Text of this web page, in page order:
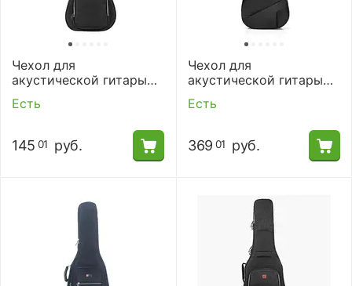
Чехол для
акустической гитары
Music Area RB10-DA-BLK
Есть
145 01 руб.
Чехол для
акустической гитары
Music Area FDA-BK
Есть
369 01 руб.